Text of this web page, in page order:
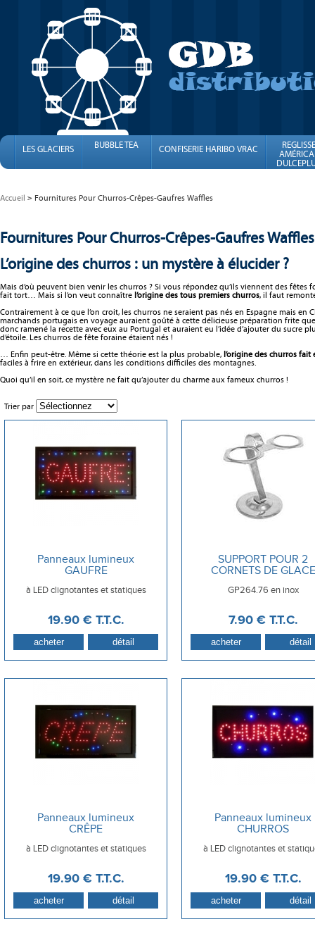
LES GLACIERS BUBBLE TEA CONFISERIE HARIBO VRAC
FINI
Accueil Fournitures Pour Churros-Crêpes-Gaufres Waffles
Fournitures Pour Churros-Crêpes-Gaufres Waffles
L’origine des churros : un mystère à élucider ?
Mais d’où peuvent bien venir les churros ? Si vous répondez qu’ils viennent des
fait tort… Mais si l’on veut connaître l’origine des tous premiers churros, il faut
Contrairement à ce que l’on croit, les churros ne seraient pas nés en Espagne mais en
marchands portugais en voyage auraient goûté à cette délicieuse préparation frite
donc ramené la recette avec eux au Portugal et auraient eu l’idée d’ajouter du
d’étoile. Les churros de fête foraine étaient nés !
… Enfin peut-être. Même si cette théorie est la plus probable, l’origine des churros fait
faciles à frire en extérieur, dans les conditions difficiles des montagnes.
Quoi qu’il en soit, ce mystère ne fait qu’ajouter du charme aux fameux churros !
Trier par
Panneaux lumineux
GAUFRE
à LED clignotantes et statiques
19.90 € T.T.C.
SUPPORT POUR 2
CORNETS DE GLACE
GP264.76 en inox
7.90 € T.T.C.
Panneaux lumineux
CRÊPE
à LED clignotantes et statiques
19.90 € T.T.C.
Panneaux lumineux
CHURROS
à LED clignotantes et
19.90 € T.T.C.